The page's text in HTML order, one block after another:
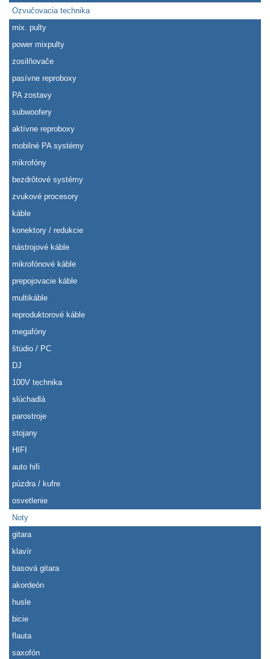
Ozvučovacia technika
mix. pulty
power mixpulty
zosilňovače
pasívne reproboxy
PA zostavy
subwoofery
aktívne reproboxy
mobilné PA systémy
mikrofóny
bezdrôtové systémy
zvukové procesory
káble
konektory / redukcie
nástrojové káble
mikrofónové káble
prepojovacie káble
multikáble
reproduktorové káble
megafóny
štúdio / PC
DJ
100V technika
slúchadlá
parostroje
stojany
HIFI
auto hifi
púzdra / kufre
osvetlenie
Noty
gitara
klavír
basová gitara
akordeón
husle
bicie
flauta
saxofón